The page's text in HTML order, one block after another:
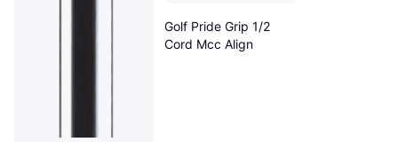
Golf Pride Grip 1/2
Cord Mcc Align